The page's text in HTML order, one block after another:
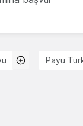
Payu